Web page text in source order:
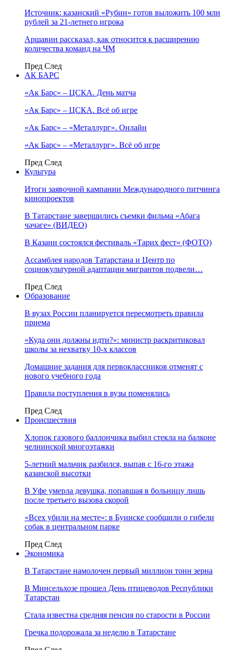
Источник: казанский «Рубин» готов выложить 100 млн
рублей за 21-летнего игрока
Аршавин рассказал, как относится к расширению
количества команд на ЧМ
Пред След
АК БАРС
«Ак Барс» – ЦСКА. День матча
«Ак Барс» – ЦСКА. Всё об игре
«Ак Барс» – «Металлург». Онлайн
«Ак Барс» – «Металлург». Всё об игре
Пред След
Культура
Итоги заявочной кампании Международного питчинга
кинопроектов
В Татарстане завершились съемки фильма «Абага
чәчәге» (ВИДЕО)
В Казани состоялся фестиваль «Тарих фест» (ФОТО)
Ассамблея народов Татарстана и Центр по
социокультурной адаптации мигрантов подвели…
Пред След
Образование
В вузах России планируется пересмотреть правила
приема
«Куда они должны идти?»: министр раскритиковал
школы за нехватку 10-х классов
Домашние задания для первоклассников отменят с
нового учебного года
Правила поступления в вузы поменялись
Пред След
Происшествия
Хлопок газового баллончика выбил стекла на балконе
челнинской многоэтажки
5-летний мальчик разбился, выпав с 16-го этажа
казанской высотки
В Уфе умерла девушка, попавшая в больницу лишь
после третьего вызова скорой
«Всех убили на месте»: в Буинске сообщили о гибели
собак в центральном парке
Пред След
Экономика
В Татарстане намолочен первый миллион тонн зерна
В Минсельхозе прошел День птицеводов Республики
Татарстан
Стала известна средняя пенсия по старости в России
Гречка подорожала за неделю в Татарстане